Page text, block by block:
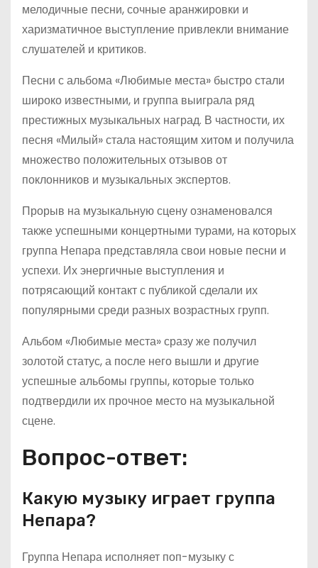
мелодичные песни, сочные аранжировки и
харизматичное выступление привлекли внимание
слушателей и критиков.
Песни с альбома «Любимые места» быстро стали
широко известными, и группа выиграла ряд
престижных музыкальных наград. В частности, их
песня «Милый» стала настоящим хитом и получила
множество положительных отзывов от
поклонников и музыкальных экспертов.
Прорыв на музыкальную сцену ознаменовался
также успешными концертными турами, на которых
группа Непара представляла свои новые песни и
успехи. Их энергичные выступления и
потрясающий контакт с публикой сделали их
популярными среди разных возрастных групп.
Альбом «Любимые места» сразу же получил
золотой статус, а после него вышли и другие
успешные альбомы группы, которые только
подтвердили их прочное место на музыкальной
сцене.
Вопрос-ответ:
Какую музыку играет группа
Непара?
Группа Непара исполняет поп-музыку с